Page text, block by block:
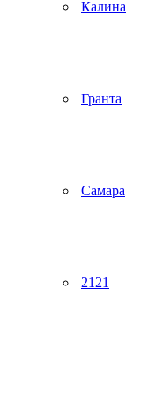
Калина
Гранта
Самара
2121